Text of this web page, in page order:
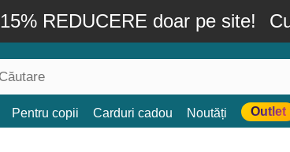
15% REDUCERE doar pe site!
Pentru copii Carduri cadou Noutăți Outlet